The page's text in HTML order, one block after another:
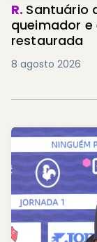
R. Santuário
queimador e
restaurada
8 agosto 2026